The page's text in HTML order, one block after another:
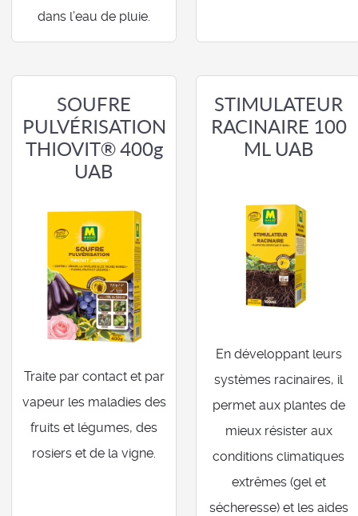
dans l’eau de pluie.
SOUFRE
PULVÉRISATION
THIOVIT® 400g
UAB
Traite par contact et par
vapeur les maladies des
fruits et légumes, des
rosiers et de la vigne.
STIMULATEUR
RACINAIRE 100
ML UAB
En développant leurs
systèmes racinaires, il
permet aux plantes de
mieux résister aux
conditions climatiques
extrêmes (gel et
sécheresse) et les aides